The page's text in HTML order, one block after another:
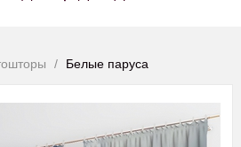
Белые паруса